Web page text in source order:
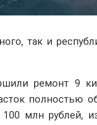
так и
ремонт 9
полностью
млн рублей,